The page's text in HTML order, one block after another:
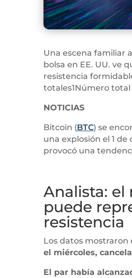
Una escena familiar
bolsa en EE. UU. ve
resistencia
totales1Número
NOTICIAS
Bitcoin (BTC) se
una explosión el 1
provocó una
Analista: el
puede
resistencia
Los datos mostraron
el miércoles,
El par había